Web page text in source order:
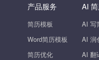
产品服务
简历模板
Word简历模板
简历优化
AI
AI 写
AI 润
AI 翻